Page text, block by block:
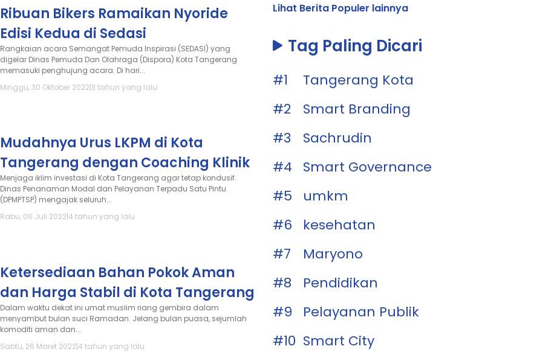
Ribuan Bikers Ramaikan Nyoride
Edisi Kedua di Sedasi
Rangkaian acara Semangat Pemuda Inspirasi (SEDASI) yang
digelar Dinas Pemuda Dan Olahraga (Dispora) Kota Tangerang
memasuki penghujung acara. Di hari...
Minggu, 30 Oktober 2022|3 tahun yang lalu
Mudahnya Urus LKPM di Kota
Tangerang dengan Coaching Klinik
Menjaga iklim investasi di Kota Tangerang agar tetap kondusif.
Dinas Penanaman Modal dan Pelayanan Terpadu Satu Pintu
(DPMPTSP) mengajak seluruh...
Rabu, 06 Juli 2022|4 tahun yang lalu
Ketersediaan Bahan Pokok Aman
dan Harga Stabil di Kota Tangerang
Dalam waktu dekat ini umat muslim riang gembira dalam
menyambut bulan suci Ramadan. Jelang bulan puasa, sejumlah
komoditi aman dan...
Sabtu, 26 Maret 2022|4 tahun yang lalu
Lihat Berita Populer lainnya
Tag Paling Dicari
#1
Tangerang Kota
#2
Smart Branding
#3
Sachrudin
#4
Smart Governance
#5
umkm
#6
kesehatan
#7
Maryono
#8
Pendidikan
#9
Pelayanan Publik
#10 Smart City